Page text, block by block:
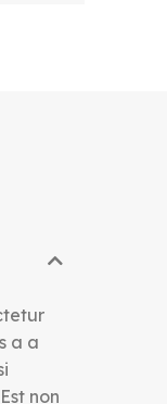
a a
non